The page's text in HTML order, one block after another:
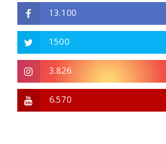
13.100
1500
3.826
6.570